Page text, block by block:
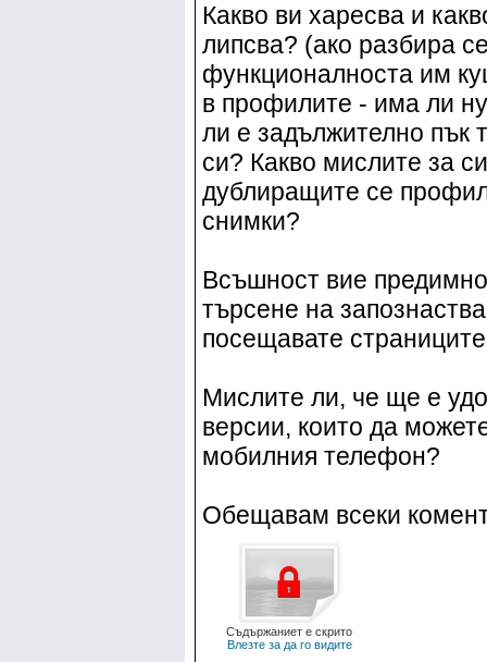
Какво ви харесва и
липсва? (ако разбира
функционалноста им
в профилите - има ли
ли е задължително пък
си? Какво мислите за
дублиращите се
снимки?
Всъшност вие
търсене на
посещавате
Мислите ли, че ще е
версии, които да
мобилния телефон?
Обещавам всеки
Съдържаниет е скрито
Влезте за да го видите